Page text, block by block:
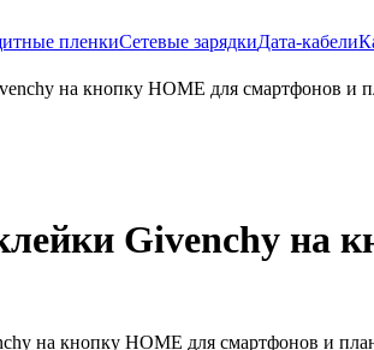
пленкиСетевые зарядкиДата-кабели
Givenchy на
на кнопку HOME для смартфонов и